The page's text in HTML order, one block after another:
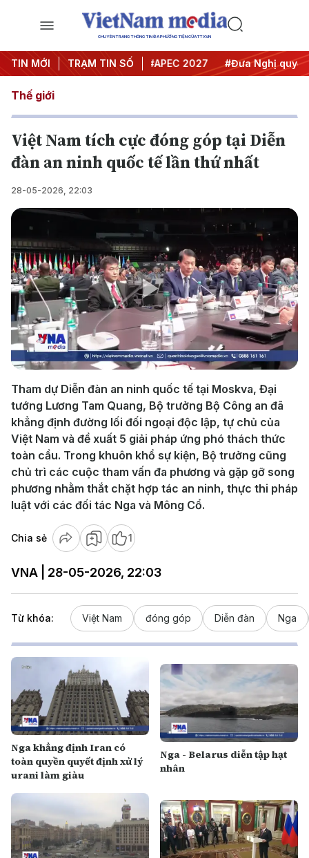
CHUYÊN TRANG THÔNG TIN ĐA PHƯƠNG TIỆN CỦA TTXVN
TIN MỚI TRẠM TIN SỐ
#Hội nghị Trung ương 3 #APEC 2027 #Đưa Nghị quyết
Thế giới
Việt Nam tích cực đóng góp tại Diễn
đàn an ninh quốc tế lần thứ nhất
28-05-2026, 22:03
Play
Video
Tham dự Diễn đàn an ninh quốc tế tại Moskva, Đại
tướng Lương Tam Quang, Bộ trưởng Bộ Công an đã
khẳng định đường lối đối ngoại độc lập, tự chủ của
Việt Nam và đề xuất 5 giải pháp ứng phó thách thức
toàn cầu. Trong khuôn khổ sự kiện, Bộ trưởng cũng
chủ trì các cuộc tham vấn đa phương và gặp gỡ song
phương nhằm thắt chặt hợp tác an ninh, thực thi pháp
luật với các đối tác Nga và Mông Cổ.
Chia sẻ 1
VNA | 28-05-2026, 22:03
Từ khóa: Việt Nam đóng góp Diễn đàn Nga
Nga khẳng định Iran có
toàn quyền quyết định xử lý
urani làm giàu
Nga - Belarus diễn tập hạt
nhân